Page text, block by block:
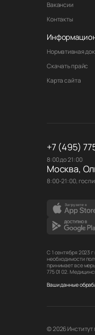
Вакансии
Контакты
Нормативная
Скачать прайс
Карта сайта
+7 (495)
8:00 до 21:00
Москва,
8:00-21:00,
С 1 сентября 2023
необходимости
принимает все
775 01 02.
Ваши данные
© 2026 Институт